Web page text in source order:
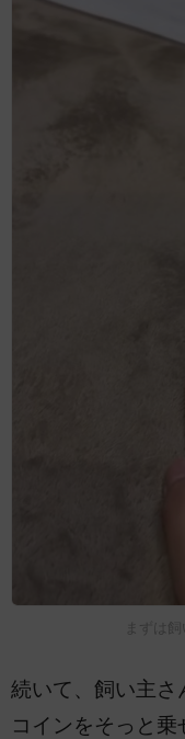
まずは
続いて、飼い主さ
コインをそっと